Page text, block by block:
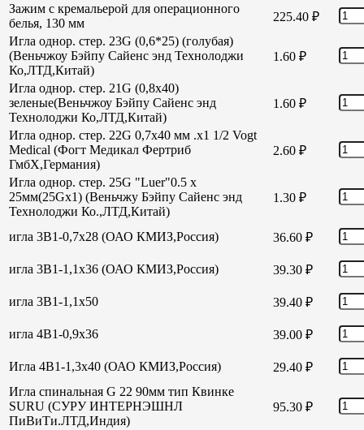
Зажим с кремальерой для операционного
белья, 130 мм
225.40 ₽
Игла однор. стер. 23G (0,6*25) (голубая)
(Веньчжоу Бэйпу Сайенс энд Технолоджи
Ко,ЛТД,Китай)
1.60 ₽
Игла однор. стер. 21G (0,8х40)
зеленые(Веньчжоу Бэйпу Сайенс энд
Технолоджи Ко,ЛТД,Китай)
1.60 ₽
Игла однор. стер. 22G 0,7х40 мм .х1 1/2 Vogt
Medical (Фогт Медикал Фертриб
ГмбХ,Германия)
2.60 ₽
Игла однор. стер. 25G "Luer"0.5 х
25мм(25Gх1) (Веньчжу Бэйпу Сайенс энд
Технолоджи Ко.,ЛТД,Китай)
1.30 ₽
игла 3В1-0,7х28 (ОАО КМИЗ,Россия) 36.60 ₽
игла 3В1-1,1х36 (ОАО КМИЗ,Россия) 39.30 ₽
игла 3В1-1,1х50 39.40 ₽
игла 4В1-0,9х36 39.00 ₽
Игла 4В1-1,3х40 (ОАО КМИЗ,Россия) 29.40 ₽
Игла спинальная G 22 90мм тип Квинке
SURU (СУРУ ИНТЕРНЭШНЛ
ПиВиТи.ЛТД,Индия)
95.30 ₽